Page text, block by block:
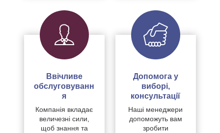
Ввічливе
обслуговуванн
я
Компанія вкладає
величезні сили,
щоб знання та
Допомога у
виборі,
консультації
Наші менеджери
допоможуть вам
зробити